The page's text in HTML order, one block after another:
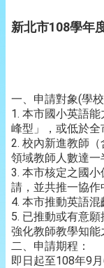
新北市108學年
一、申請對象(學
1. 本市國小英語
峰型」，或低於全
2. 校內新進教師
領域教師人數達一
3. 本市核定之國
請，並共推一協作
4. 本市推動英語混
5. 已推動或有意
強化教師教學知能
二、申請期程：
即日起至108年9